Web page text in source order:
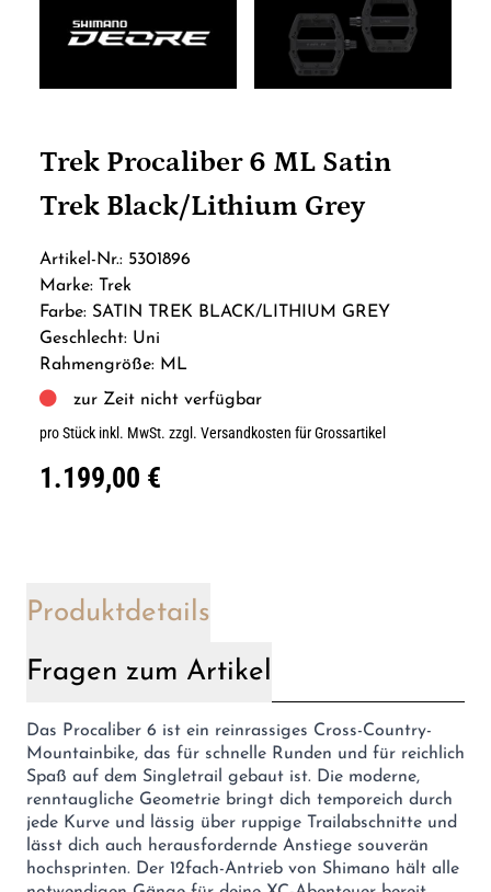
Trek Procaliber 6 ML Satin
Trek Black/Lithium Grey
Artikel-Nr.: 5301896
Marke: Trek
Farbe: SATIN TREK BLACK/LITHIUM GREY
Geschlecht: Uni
Rahmengröße: ML
zur Zeit nicht verfügbar
pro Stück inkl. MwSt. zzgl. Versandkosten für Grossartikel
1.199,00 €
Produktdetails
Fragen zum Artikel
Das Procaliber 6 ist ein reinrassiges Cross-Country-
Mountainbike, das für schnelle Runden und für reichlich
Spaß auf dem Singletrail gebaut ist. Die moderne,
renntaugliche Geometrie bringt dich temporeich durch
jede Kurve und lässig über ruppige Trailabschnitte und
lässt dich auch herausfordernde Anstiege souverän
hochsprinten. Der 12fach-Antrieb von Shimano hält alle